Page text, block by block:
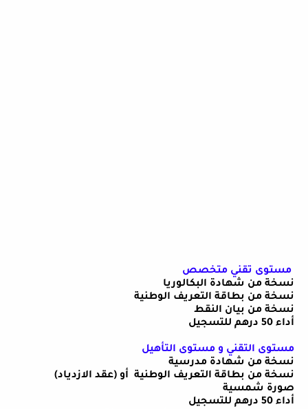
مستوى تقني متخصص
نسخة من شهادة البكالوريا
نسخة من بطاقة التعريف الوطنية
نسخة من بيان النقط
أداء 50 درهم للتسجيل
مستوى التقني و مستوى التأهيل
نسخة من شهادة مدرسية
نسخة من بطاقة التعريف الوطنية أو (عقد الازدياد)
صورة شمسية
أداء 50 درهم للتسجيل